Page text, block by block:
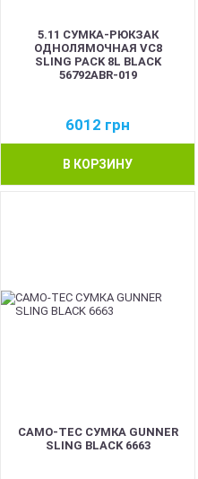
5.11 CУМКА-РЮКЗАК
ОДНОЛЯМОЧНАЯ VC8
SLING PACK 8L BLACK
56792ABR-019
6012 грн
В КОРЗИНУ
CAMO-TEC СУМКА GUNNER
SLING BLACK 6663